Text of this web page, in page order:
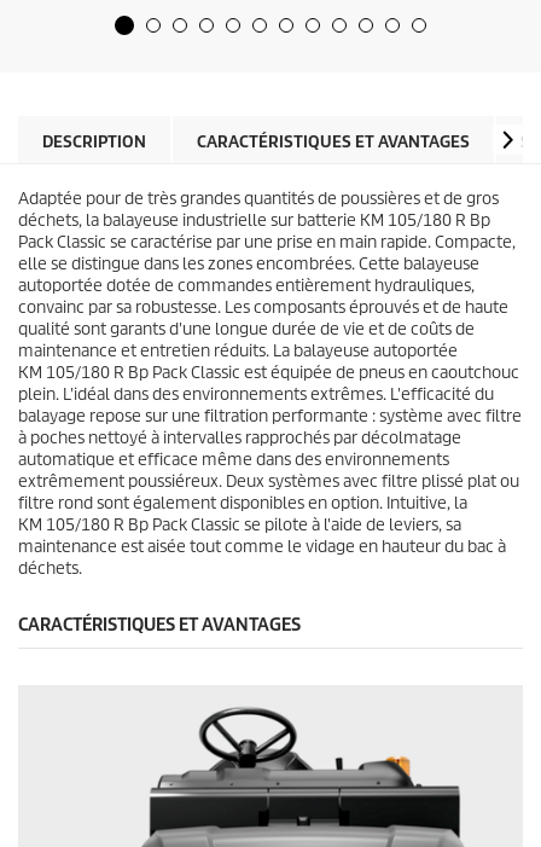
p
i
c
e
.
DESCRIPTION CARACTÉRISTIQUES ET AVANTAGES
Adaptée pour de très grandes quantités de poussières et de gros
déchets, la balayeuse industrielle sur batterie KM 105/180 R Bp
Pack Classic se caractérise par une prise en main rapide. Compacte,
elle se distingue dans les zones encombrées. Cette balayeuse
autoportée dotée de commandes entièrement hydrauliques,
convainc par sa robustesse. Les composants éprouvés et de haute
qualité sont garants d'une longue durée de vie et de coûts de
maintenance et entretien réduits. La balayeuse autoportée
KM 105/180 R Bp Pack Classic est équipée de pneus en caoutchouc
plein. L'idéal dans des environnements extrêmes. L'efficacité du
balayage repose sur une filtration performante : système avec filtre
à poches nettoyé à intervalles rapprochés par décolmatage
automatique et efficace même dans des environnements
extrêmement poussiéreux. Deux systèmes avec filtre plissé plat ou
filtre rond sont également disponibles en option. Intuitive, la
KM 105/180 R Bp Pack Classic se pilote à l'aide de leviers, sa
maintenance est aisée tout comme le vidage en hauteur du bac à
déchets.
CARACTÉRISTIQUES ET AVANTAGES